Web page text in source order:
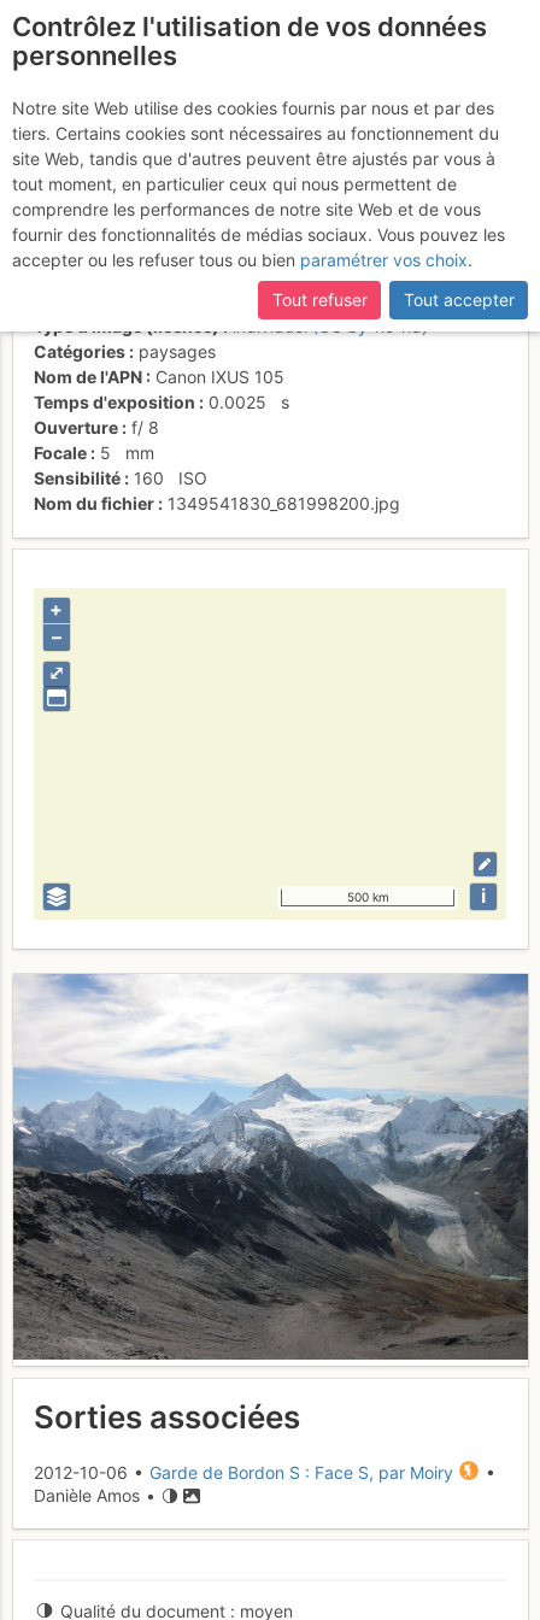
Obergabelhorn, Cervin,
Dt-Blanche
Activités
Date/heure
individuel (CC by-nc-nd)
Catégories
paysages
Nom de l'APN
Canon IXUS 105
Temps d'exposition
0.0025
s
Ouverture
f/ 8
Focale
5
mm
Sensibilité
160
ISO
Nom du fichier
1349541830_681998200.jpg
⤢
+
–
500 km i
Sorties associées
2012-10-06 • Garde de Bordon S : Face S, par Moiry
•
Danièle Amos •
Qualité du document moyen
Contrôlez l'utilisation de vos données
personnelles
Notre site Web utilise des cookies fournis par nous et par des
tiers. Certains cookies sont nécessaires au fonctionnement du
site Web, tandis que d'autres peuvent être ajustés par vous à
tout moment, en particulier ceux qui nous permettent de
comprendre les performances de notre site Web et de vous
fournir des fonctionnalités de médias sociaux. Vous pouvez les
accepter ou les refuser tous ou bien paramétrer vos choix.
Tout refuser
Tout accepter